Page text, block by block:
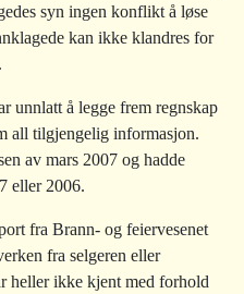
syn ingen konflikt å løse
kan ikke klandres for
unnlatt å legge frem regnskap
all tilgjengelig informasjon.
av mars 2007 og hadde
eller 2006.
fra Brann- og feiervesenet
fra selgeren eller
heller ikke kjent med forhold